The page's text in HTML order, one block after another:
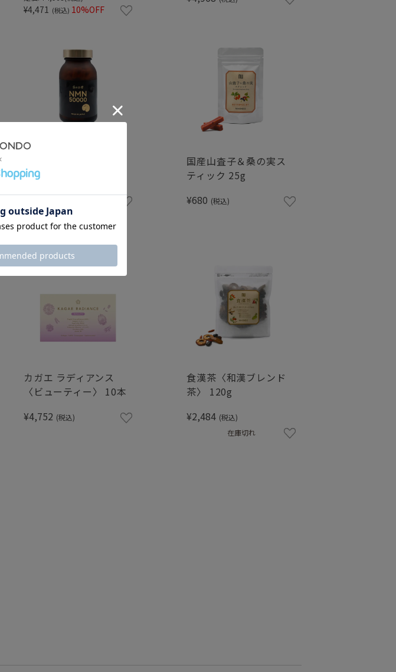
¥4,471 (税込) 10%OFF
セル〈約3ヵ月分〉
¥54,000
国産山査子＆桑の実ス
ティック 25g
¥680 (税込)
カガエ ラディアンス
〈ビューティー〉 10本
¥4,752 (税込)
食漢茶〈和漢ブレンド
茶〉 120g
¥2,484 (税込)
在庫切れ